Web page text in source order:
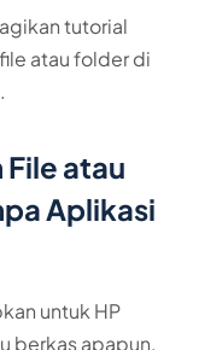
tutorial
atau folder di
atau
Aplikasi
untuk HP
berkas apapun,